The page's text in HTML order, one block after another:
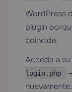
WordPress
plugin
coincide.
Acceda a
login.php
nuevamente.